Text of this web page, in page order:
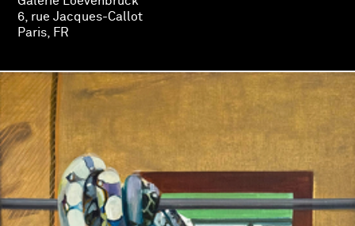
6, rue Jacques-Callot
Paris, FR